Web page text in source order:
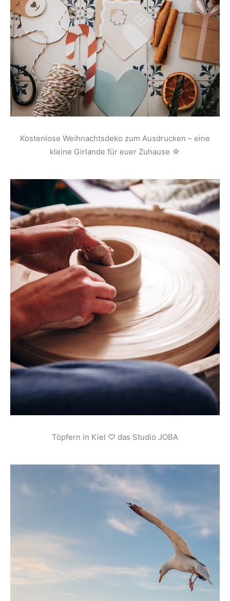
Kostenlose Weihnachtsdeko zum Ausdrucken – eine
kleine Girlande für euer Zuhause ☆
Töpfern in Kiel ♡ das Studio JOBA